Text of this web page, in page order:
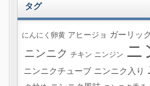
タグ
にんにく卵黄 アヒージョ ガーリック
ニンニク チキン ニンジン ニ
ニンニクチューブ ニンニク入り